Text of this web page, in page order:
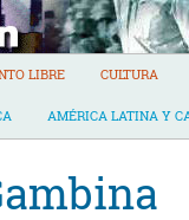
LIBRE CULTURA
AMÉRICA LATINA Y